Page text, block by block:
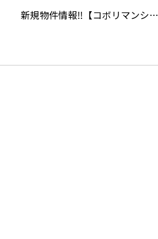
新規物件情報‼【コボリマンシ…